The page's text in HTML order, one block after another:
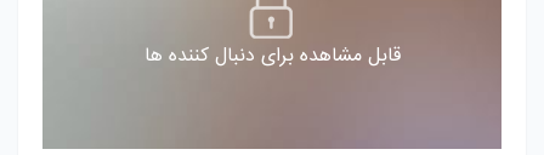
قابل مشاهده برای دنبال کننده ها